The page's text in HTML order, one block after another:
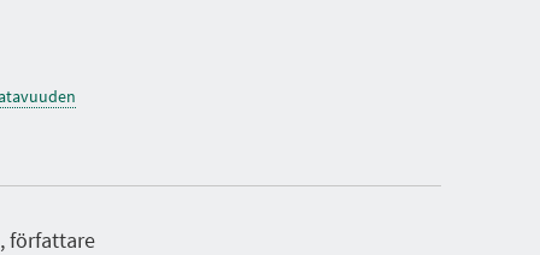
författare